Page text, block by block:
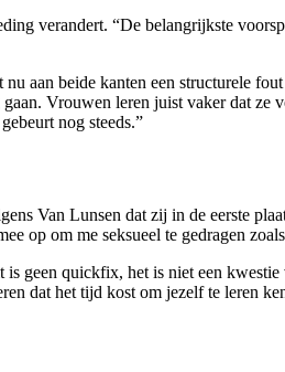
verandert. “De belangrijkste
aan beide kanten een structurele
Vrouwen leren juist vaker dat
nog steeds.”
Van Lunsen dat zij in de eerste
op om me seksueel te gedragen
geen quickfix, het is niet een
dat het tijd kost om jezelf te leren